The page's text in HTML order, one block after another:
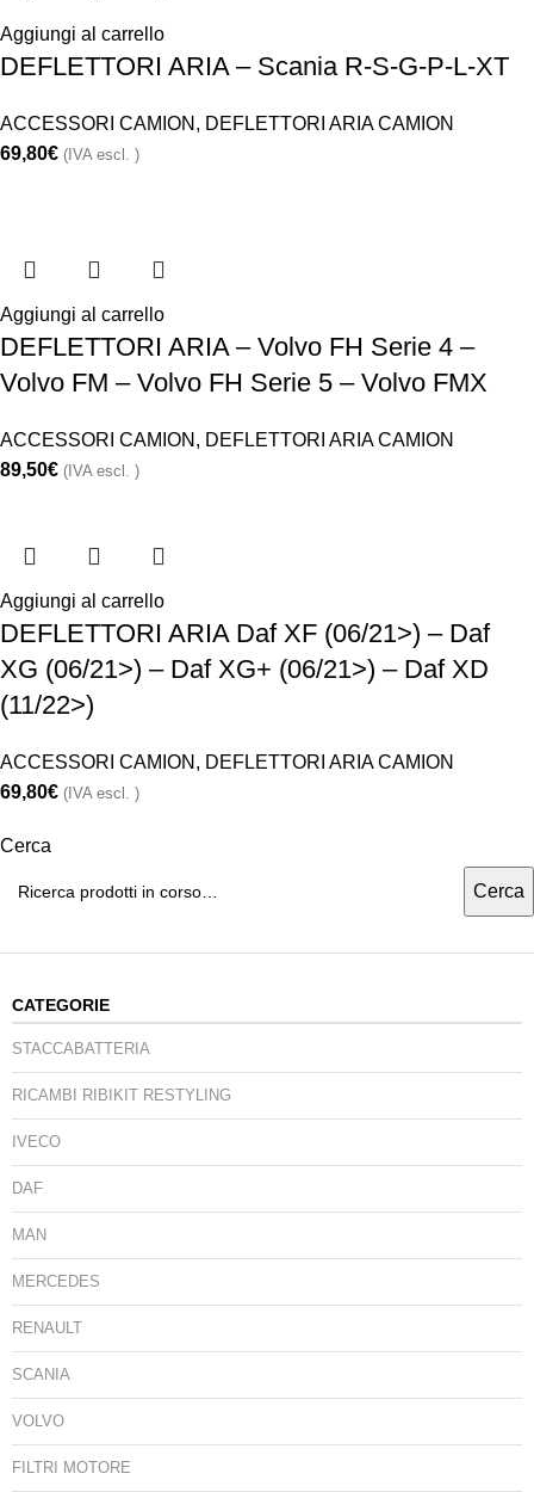
Cerca
Cerca
CATEGORIE
STACCABATTERIA
RICAMBI RIBIKIT RESTYLING
IVECO
DAF
MAN
MERCEDES
RENAULT
SCANIA
VOLVO
FILTRI MOTORE
Aggiungi al carrello
DEFLETTORI ARIA – Scania R-S-G-P-L-XT
ACCESSORI CAMION , DEFLETTORI ARIA CAMION
69,80€ (IVA escl. )
Aggiungi al carrello
DEFLETTORI ARIA – Volvo FH Serie 4 –
Volvo FM – Volvo FH Serie 5 – Volvo FMX
ACCESSORI CAMION , DEFLETTORI ARIA CAMION
89,50€ (IVA escl. )
Aggiungi al carrello
DEFLETTORI ARIA Daf XF (06/21>) – Daf
XG (06/21>) – Daf XG+ (06/21>) – Daf XD
(11/22>)
ACCESSORI CAMION , DEFLETTORI ARIA CAMION
69,80€ (IVA escl. )